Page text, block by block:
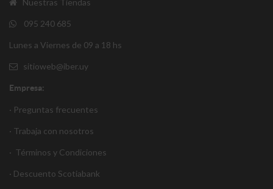
095 240 685
Lunes a Viernes de 09 a 18 hs
sitioweb@iber.uy
Empresa:
· Preguntas frecuentes
· Trabaja con nosotros
· Términos y Condiciones
· Descuento Scotiabank